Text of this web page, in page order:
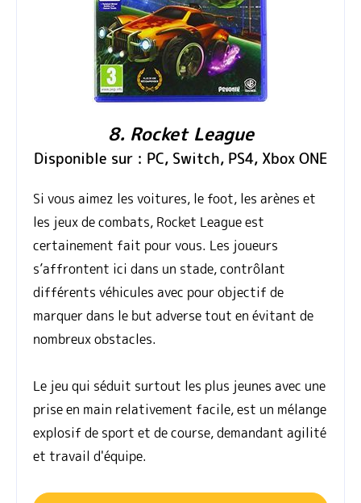
8. Rocket League
Disponible sur : PC, Switch, PS4, Xbox ONE
Si vous aimez les voitures, le foot, les arènes et
les jeux de combats, Rocket League est
certainement fait pour vous. Les joueurs
s’affrontent ici dans un stade, contrôlant
différents véhicules avec pour objectif de
marquer dans le but adverse tout en évitant de
nombreux obstacles.
Le jeu qui séduit surtout les plus jeunes avec une
prise en main relativement facile, est un mélange
explosif de sport et de course, demandant agilité
et travail d'équipe.